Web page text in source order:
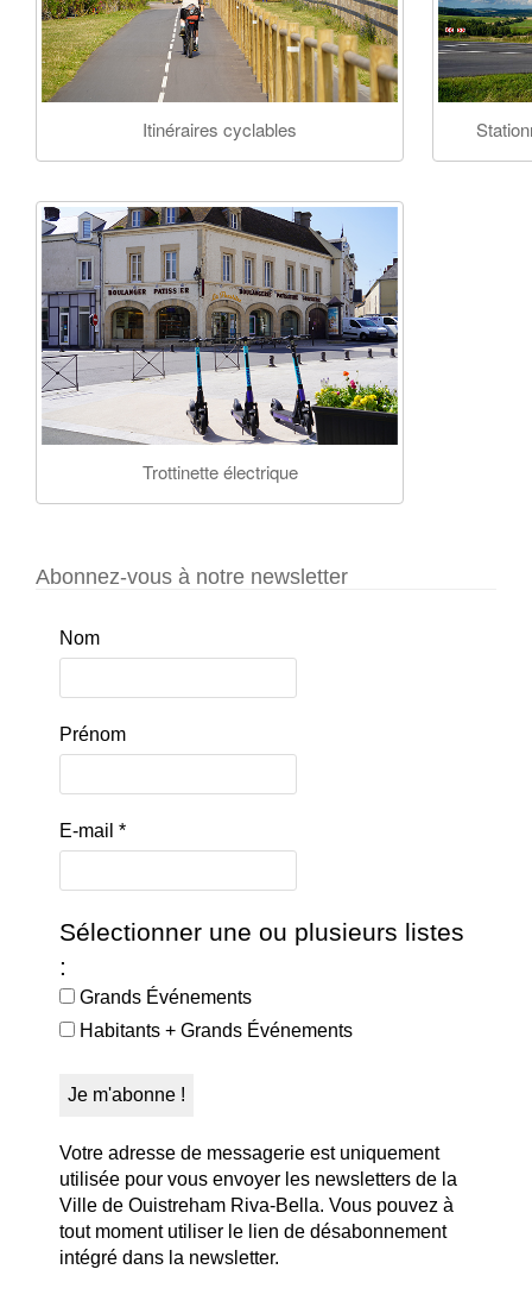
Itinéraires cyclables
Trottinette électrique
Abonnez-vous à notre newsletter
Nom
Prénom
E-mail *
Sélectionner une ou plusieurs listes
:
Grands Événements
Habitants + Grands Événements
Votre adresse de messagerie est uniquement
utilisée pour vous envoyer les newsletters de la
Ville de Ouistreham Riva-Bella. Vous pouvez à
tout moment utiliser le lien de désabonnement
intégré dans la newsletter.